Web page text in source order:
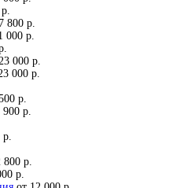
800 р.
000 р.
000 р.
000 р.
р.
900 р.
р.
800 р.
р.